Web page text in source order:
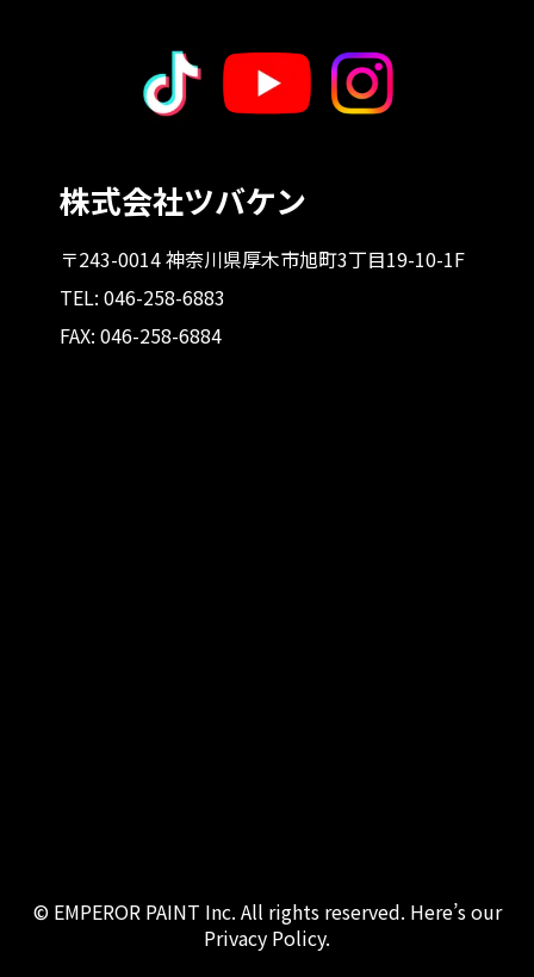
株式会社ツバケン
〒243-0014 神奈川県厚木市旭町3丁目19-10-1F
TEL: 046-258-6883
FAX: 046-258-6884
© EMPEROR PAINT Inc. All rights reserved. Here’s our
Privacy Policy.